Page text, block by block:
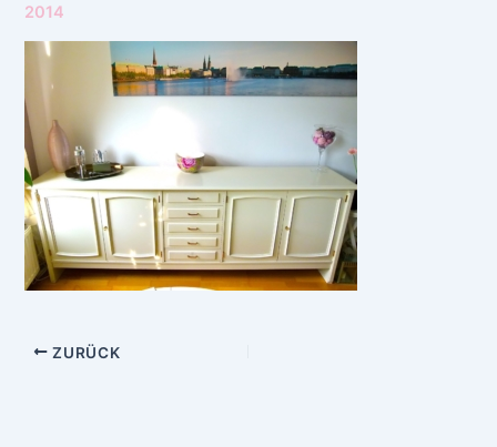
2014
ZURÜCK